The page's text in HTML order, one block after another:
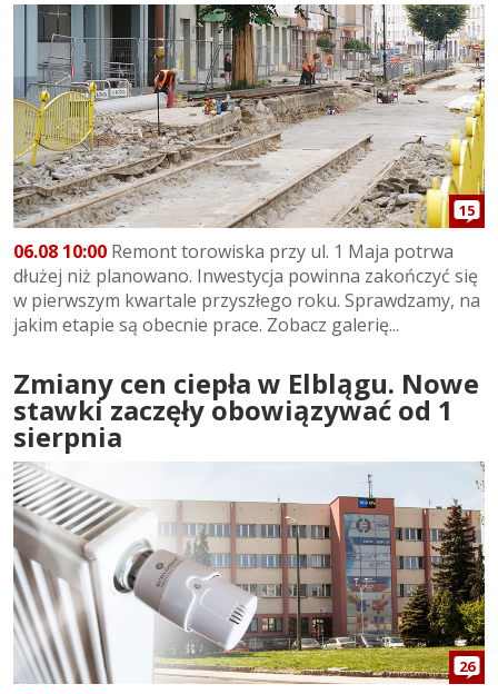
15
06.08 10:00 Remont torowiska przy ul. 1 Maja potrwa
dłużej niż planowano. Inwestycja powinna zakończyć się
w pierwszym kwartale przyszłego roku. Sprawdzamy, na
jakim etapie są obecnie prace. Zobacz galerię...
Zmiany cen ciepła w Elblągu. Nowe
stawki zaczęły obowiązywać od 1
sierpnia
26